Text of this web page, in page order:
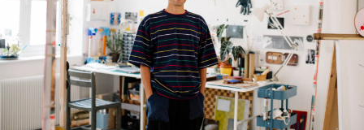
ESPACES DE PRATIQUE ARTISTIQUE ↓
Recherche
Connexion